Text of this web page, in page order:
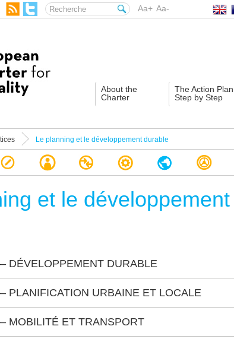
Aa+ Aa-
About the
Charter
The Action
Step by Step
Le planning et le développement durable
et le développement
DÉVELOPPEMENT DURABLE
PLANIFICATION URBAINE ET LOCALE
MOBILITÉ ET TRANSPORT